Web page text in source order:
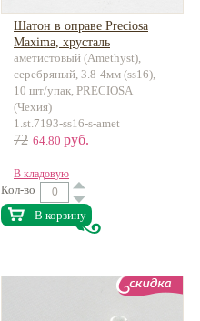
Шатон в оправе Preciosa
Maxima, хрусталь
аметистовый (Amethyst),
серебряный, 3.8-4мм (ss16),
10 шт/упак, PRECIOSA
(Чехия)
1.st.7193-ss16-s-amet
72 64.80 руб.
В кладовую
Кол-во
В корзину